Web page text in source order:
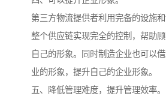
第三方物流提供者利用完备的设施
整个供应链实现完全的控制，帮助
自己的形象。同时制造企业也可以
业的形象，提升自己的企业形象。
五、降低管理难度，提升管理效率。